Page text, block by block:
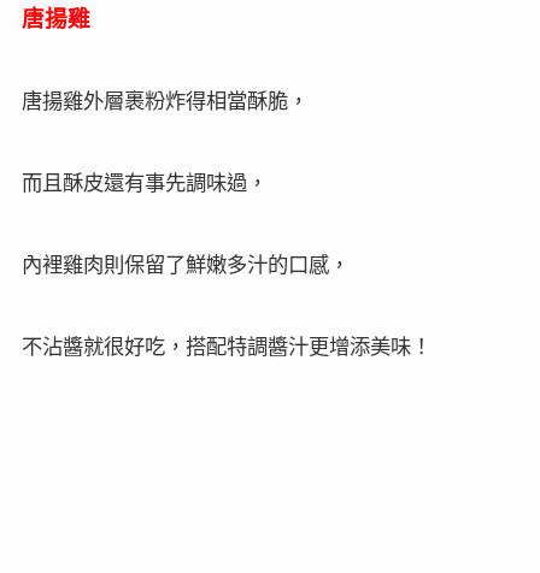
唐揚雞
唐揚雞外層裹粉炸得相當酥脆，
而且酥皮還有事先調味過，
內裡雞肉則保留了鮮嫩多汁的口感，
不沾醬就很好吃，搭配特調醬汁更增添美味！